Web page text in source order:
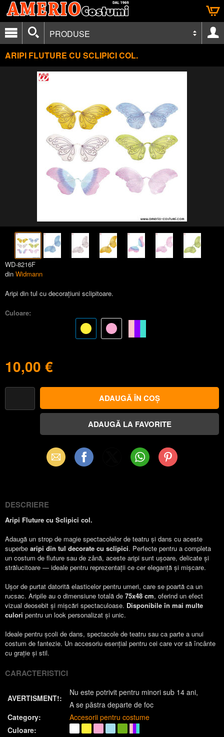
PRODUSE
ARIPI FLUTURE CU SCLIPICI COL.
WD-8216F
din Widmann
Aripi din tul cu decorațiuni sclipitoare.
Culoare:
10,00 €
Email Facebook WhatsAppPinterest
DESCRIERE
Aripi Fluture cu Sclipici col.
Adaugă un strop de magie spectacolelor de teatru și dans cu aceste
superbe aripi din tul decorate cu sclipici. Perfecte pentru a completa
un costum de fluture sau de zână, aceste aripi sunt ușoare, delicate și
strălucitoare — ideale pentru reprezentații ce cer eleganță și mișcare.
Ușor de purtat datorită elasticelor pentru umeri, care se poartă ca un
rucsac. Aripile au o dimensiune totală de 75x48 cm, oferind un efect
vizual deosebit și mișcări spectaculoase. Disponibile în mai multe
culori pentru un look personalizat și unic.
Ideale pentru școli de dans, spectacole de teatru sau ca parte a unui
costum de fantezie. Un accesoriu esențial pentru cei care vor să încânte
cu grație și stil.
CARACTERISTICI
AVERTISMENT!:
Nu este potrivit pentru minori sub 14 ani
A se păstra departe de foc
Category:
Accesorii pentru costume
Culoare: